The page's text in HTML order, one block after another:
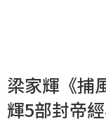
梁家輝《捕
輝5部封帝